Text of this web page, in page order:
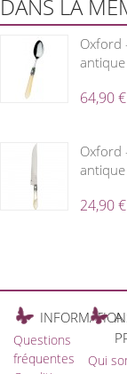
DANS LA
Oxford
64,90 €
Oxford
antique
24,90 €
Questions
fréquentes
A
Qui